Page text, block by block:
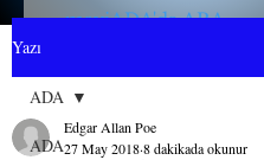
SANAT
Yazı
ADA
ADA
Edgar Allan Poe
27 May 20188 dakikada okunur